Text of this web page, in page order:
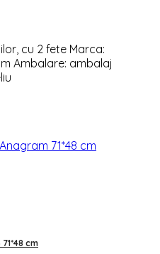
cu 2 fete Marca:
Ambalare: ambalaj
cm